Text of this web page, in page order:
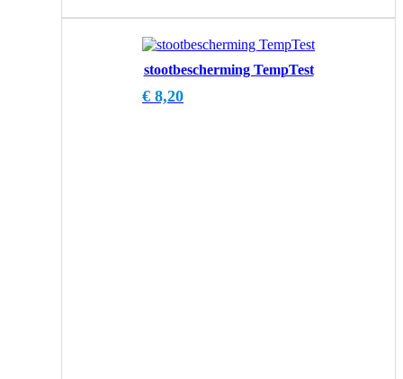
stootbescherming TempTest
€ 8,20